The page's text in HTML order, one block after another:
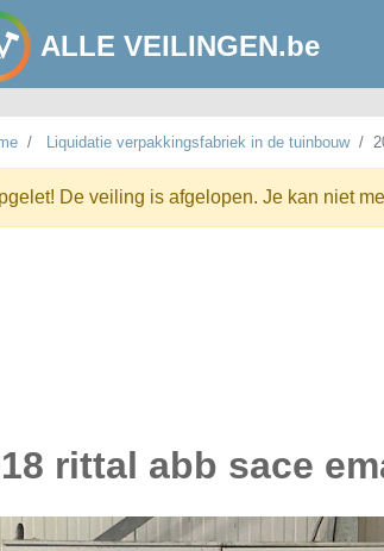
ALLE VEILINGEN.be
Liquidatie verpakkingsfabriek in de tuinbouw
De veiling is afgelopen. Je kan niet
rittal abb sace